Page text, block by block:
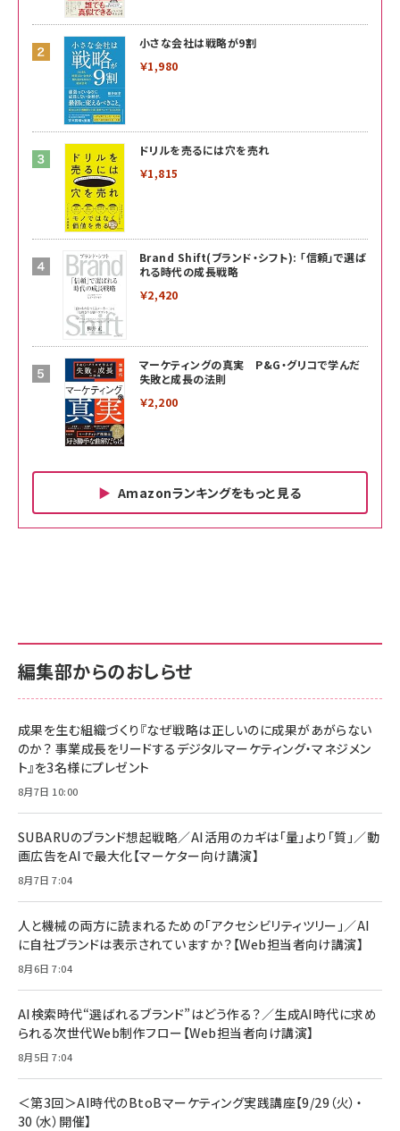
小さな会社は戦略が9割
￥1,980
ドリルを売るには穴を売れ
￥1,815
Brand Shift(ブランド・シフト): 「信頼」で選ば
れる時代の成長戦略
￥2,420
マーケティングの真実 P&G・グリコで学んだ
失敗と成長の法則
￥2,200
Amazonランキングをもっと見る
￥880
anan(アンアン)2026/06/24号 No.2500増刊
スペシャルエディション[王道エンタメの矜持／
￥1,100
anan(アンアン)2026/07/08号 No.2502[2026
￥880
ママ投資家が育休中に１億貯めた株式投資
組織の成果を最大化する ルールのデザイン
￥1,980
Amazonランキングをもっと見る
サポート正規品 メーカー保証5年 KLMEA128G
NIMASO ガラスフィルム iPhone 17 用 保護フィ
すい ガイド枠付き いPhone17 (6.3インチ) 対応
2枚セット DSP25F1698
￥1,599
￥6,980
全ワイヤレスイヤホン/アクティブノイズキャンセリ
技術基準適合】ブラック
￥5,990
ケーブル Anker絡まないケーブル 240W 結束バン
ド付き USB PD対応 シリコン素材採用 iPhone
17 / 16 / 15 / Galaxy iPad Pro MacBook
Pro/Air 各種対応 (1.8m ミッドナイトブラック)
￥1,890
サポート正規品 メーカー保証5年 KLMEA128G
Amazon eギフトカード - Amazonロゴ - クラ
￥5,000
Anker PowerLine III Flow USB-C & USB-C
Pro/Air 各種対応 (1.8m ミッドナイトブラック)
￥1,890
サッポロ 生ビール 黒ラベル 350ml 缶 24本 ビー
ル ケース買い【6/30応募〆切! 黒ラベルビヤセラー
￥4,857
編集部からのおしらせ
成果を生む組織づくり『なぜ戦略は正しいのに成果があがらない
のか？ 事業成長をリードするデジタルマーケティング・マネジメン
ト』を3名様にプレゼント
8月7日 10:00
SUBARUのブランド想起戦略／AI活用のカギは「量」より「質」／動
画広告をAIで最大化【マーケター向け講演】
8月7日 7:04
人と機械の両方に読まれるための「アクセシビリティツリー」／AI
に自社ブランドは表示されていますか？【Web担当者向け講演】
8月6日 7:04
AI検索時代“選ばれるブランド”はどう作る？／生成AI時代に求め
られる次世代Web制作フロー【Web担当者向け講演】
8月5日 7:04
＜第3回＞AI時代のBtoBマーケティング実践講座【9/29（火）・
30（水）開催】